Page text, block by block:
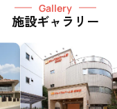
Gallery
施設ギャラリー